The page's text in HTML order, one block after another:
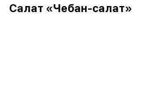
Салат «Чебан-салат»